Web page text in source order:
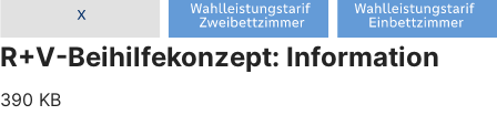
R+V-Beihilfekonzept: Information
390 KB